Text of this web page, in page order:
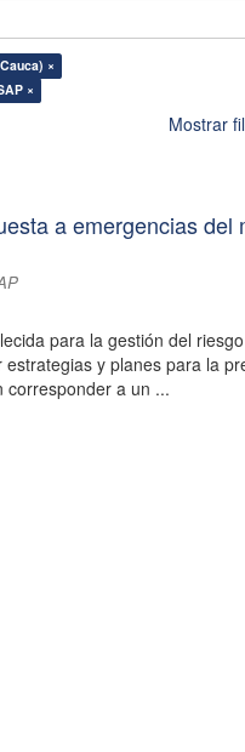
×
×
Mostrar
a emergencias del
para la gestión del
y planes para la
corresponder a un ...